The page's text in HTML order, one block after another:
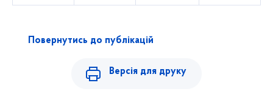
Повернутись до публікацій
Версія для друку